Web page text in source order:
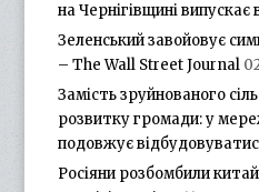
на Чернігівщині випускає
Зеленський завойовує
– The Wall Street Journal
Замість зруйнованого
розвитку громади: у
подовжує
Росіяни розбомбили